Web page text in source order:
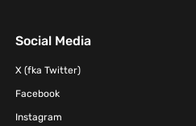
Social Media
X (fka Twitter)
Facebook
Instagram